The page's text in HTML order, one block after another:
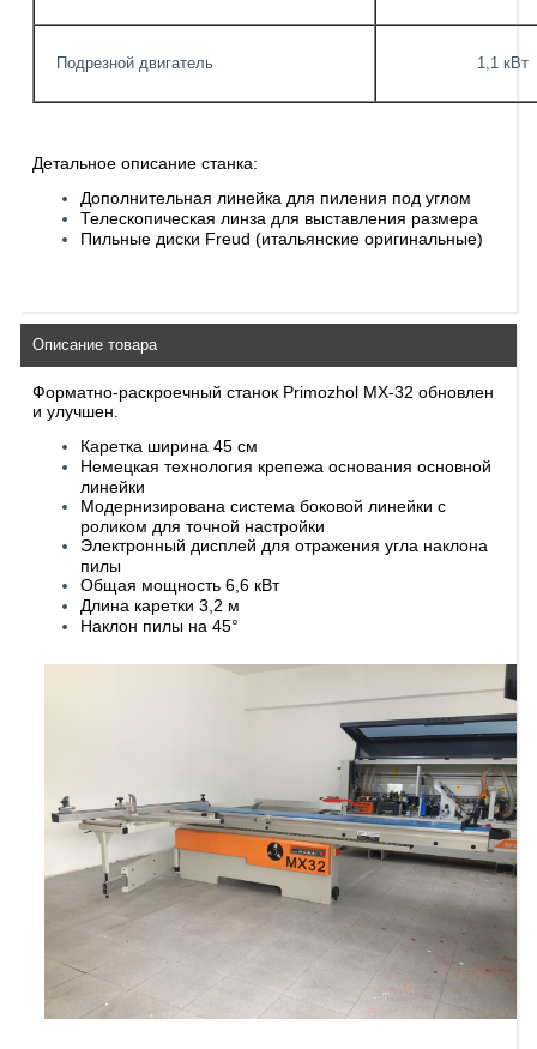
Подрезной двигатель 1,1 кВт
Детальное описание станка:
Дополнительная линейка для пиления под углом
Телескопическая линза для выставления размера
Пильные диски Freud (итальянские оригинальные)
Описание товара
Форматно-раскроечный станок Primozhol MX-32 обновлен
и улучшен.
Каретка ширина 45 см
Немецкая технология крепежа основания основной
линейки
Модернизирована система боковой линейки с
роликом для точной настройки
Электронный дисплей для отражения угла наклона
пилы
Общая мощность 6,6 кВт
Длина каретки 3,2 м
Наклон пилы на 45°